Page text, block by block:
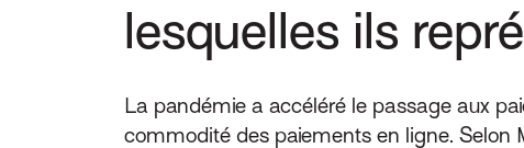
lesquelles ils
La pandémie a accéléré le passage aux
commodité des paiements en ligne. Selon